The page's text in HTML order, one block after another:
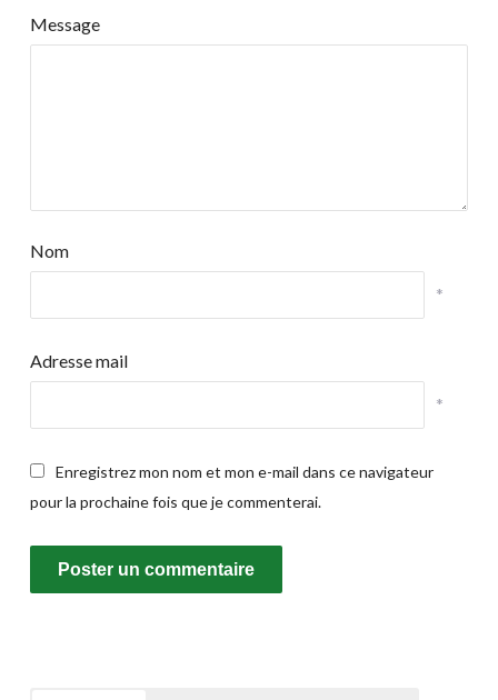
Message
Nom
*
Adresse mail
*
Enregistrez mon nom et mon e-mail dans ce navigateur
pour la prochaine fois que je commenterai.